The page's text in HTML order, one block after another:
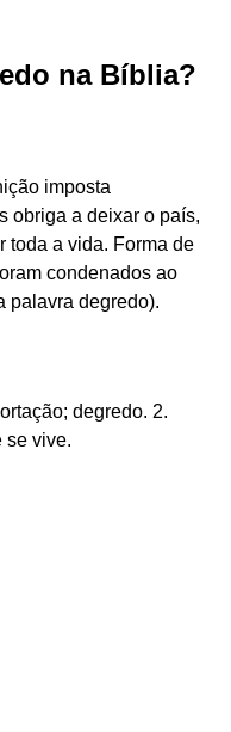
na Bíblia?
imposta
obriga a deixar o país,
toda a vida. Forma de
condenados ao
palavra degredo).
degredo. 2.
se vive.